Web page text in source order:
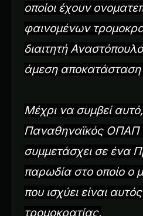
οποίοι έχουν
φαινομένων
διαιτητή
άμεση αποκατάσταση
Μέχρι να συμβεί
Παναθηναϊκός ΟΠΑΠ
συμμετάσχει σε ένα
παρωδία στο οποίο ο
που ισχύει είναι
τρομοκρατίας.